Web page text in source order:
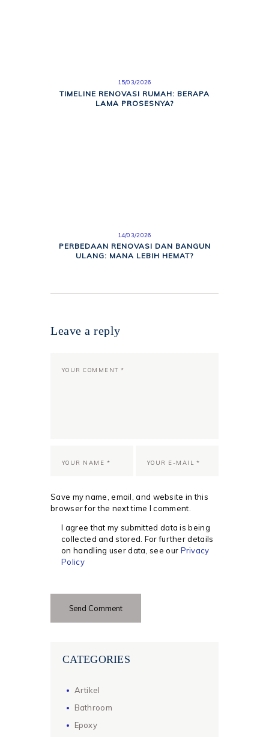
15/03/2026
TIMELINE RENOVASI RUMAH: BERAPA
LAMA PROSESNYA?
14/03/2026
PERBEDAAN RENOVASI DAN BANGUN
ULANG: MANA LEBIH HEMAT?
Leave a reply
Save my name, email, and website in this
browser for the next time I comment.
I agree that my submitted data is being
collected and stored. For further details
on handling user data, see our Privacy
Policy
CATEGORIES
Artikel
Bathroom
Epoxy